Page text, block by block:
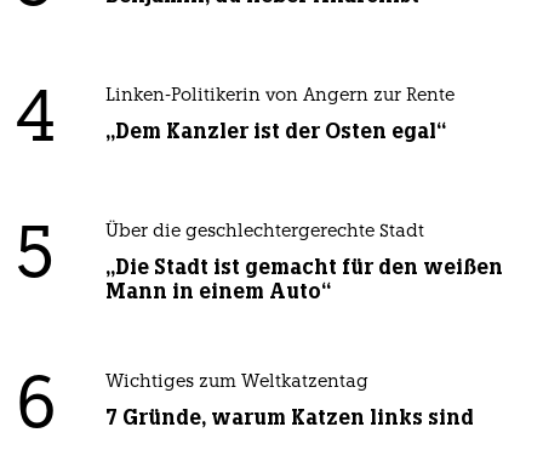
4 Linken-Politikerin von Angern zur Rente
„Dem Kanzler ist der Osten egal“
5 Über die geschlechtergerechte Stadt
„Die Stadt ist gemacht für den weißen
Mann in einem Auto“
6 Wichtiges zum Weltkatzentag
7 Gründe, warum Katzen links sind